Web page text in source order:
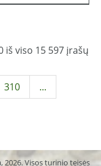
iš viso 15 597 įrašų
310
...
Visos turinio teisės